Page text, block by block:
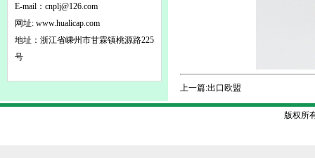
E-mail： cnplj@126.com
网址: www.hualicap.com
地址：浙江省嵊州市甘霖镇桃源路225
号
上一篇:出口欧盟
版权所